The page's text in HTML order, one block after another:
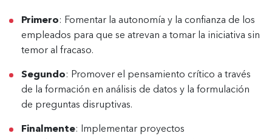
Primero: Fomentar la autonomía y la confianza de los
empleados para que se atrevan a tomar la iniciativa sin
temor al fracaso.
Segundo: Promover el pensamiento crítico a través
de la formación en análisis de datos y la formulación
de preguntas disruptivas.
Finalmente: Implementar proyectos